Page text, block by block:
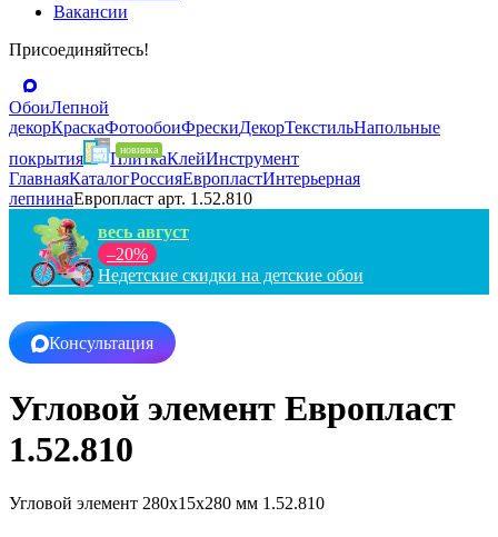
Вакансии
Присоединяйтесь!
ОбоиЛепной
декорКраскаФотообоиФрескиДекорТекстильНапольные
покрытия
ПлиткаКлейИнструмент
ГлавнаяКаталогРоссияЕвропластИнтерьерная
лепнинаЕвропласт арт. 1.52.810
весь август
–20%
Недетские скидки на детские обои
Консультация
Угловой элемент Европласт
1.52.810
Угловой элемент 280х15х280 мм 1.52.810